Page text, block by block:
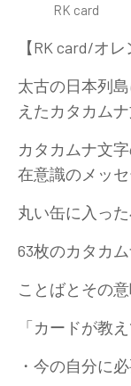
RK card
【RK card/オ
太古の日本列
えたカタカム
カタカムナ文
在意識のメッ
丸い缶に入っ
63枚のカタカ
ことばとその
「カードが教
・今の自分に